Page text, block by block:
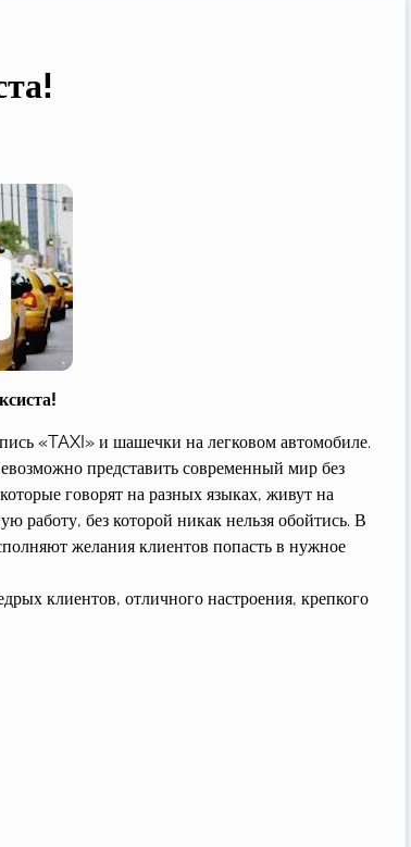
«TAXI» и шашечки на легковом автомобиле.
представить современный мир без
говорят на разных языках, живут на
работу, без которой никак нельзя обойтись. В
желания клиентов попасть в нужное
клиентов, отличного настроения, крепкого